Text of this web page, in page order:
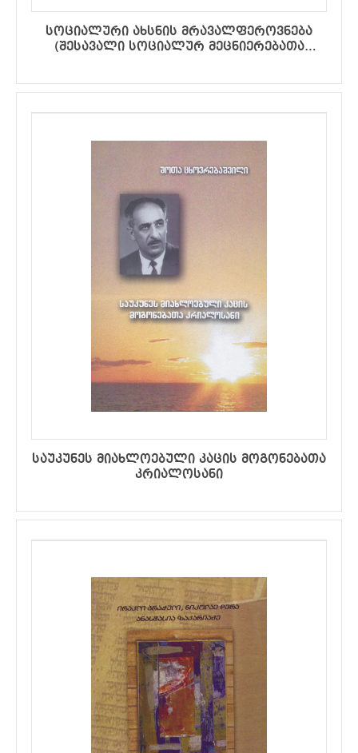
სოციალური ახსნის მრავალფეროვნება
(შესავალი სოციალურ მეცნიერებათა
საუკუნეს მიახლოებული კაცის მოგონებათა
კრიალოსანი